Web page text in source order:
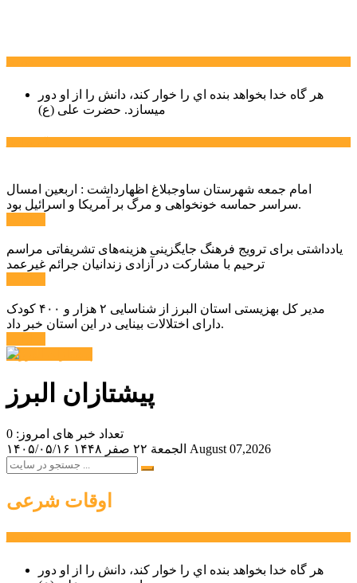
هر گاه خدا بخواهد بنده اي را خوار كند، دانش را از او دور
میسازد. حضرت علی (ع)
امام جمعه شهرستان ساوجبلاغ اظهارداشت : اربعین امسال
سراسر حماسه خونخواهی و مرگ بر آمریکا و اسرائیل بود.
یادداشتی برای ترویج فرهنگ جایگزینی هزینه‌های تشریفاتی مراسم
ترحیم با مشارکت در آزادی زندانیان جرائم غیرعمد
مدیر کل بهزیستی استان البرز از شناسایی ۲ هزار و ۴۰۰ کودک
دارای اختلالات بینایی در این استان خبر داد.
پیشتازان البرز
تعداد خبر های امروز: 0
۱۴۰۵/۰۵/۱۶
الجمعة ۲۲ صفر ۱۴۴۸ August 07,2026
اوقات شرعی
هر گاه خدا بخواهد بنده اي را خوار كند، دانش را از او دور